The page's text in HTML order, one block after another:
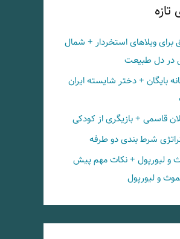
برای ویلاهای استخردار + شمال
در دل طبیعت
بایگان + دختر شایسته ایران
قاسمی + بازیگری از کودکی
شرط بندی دو طرفه
و لیورپول + نکات مهم پیش
و لیورپول